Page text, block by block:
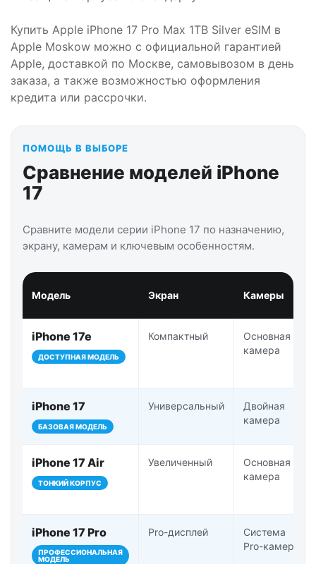
Купить Apple iPhone 17 Pro Max 1TB Silver eSIM в
Apple Moskow можно с официальной гарантией
Apple, доставкой по Москве, самовывозом в день
заказа, а также возможностью оформления
кредита или рассрочки.
ПОМОЩЬ В ВЫБОРЕ
Сравнение моделей iPhone
17
Сравните модели серии iPhone 17 по назначению,
экрану, камерам и ключевым особенностям.
Модель Экран Камеры
iPhone 17e
ДОСТУПНАЯ МОДЕЛЬ
Компактный
Основная
камера
iPhone 17
БАЗОВАЯ МОДЕЛЬ
Универсальный
Двойная
камера
iPhone 17 Air
ТОНКИЙ КОРПУС
Увеличенный
Основная
камера
iPhone 17 Pro
ПРОФЕССИОНАЛЬНАЯ
МОДЕЛЬ
Pro-дисплей
Система
Pro-камер